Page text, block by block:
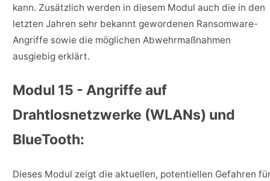
kann. Zusätzlich werden in diesem Modul auch die in den
letzten Jahren sehr bekannt gewordenen Ransomware-
Angriffe sowie die möglichen Abwehrmaßnahmen
ausgiebig erklärt.
Modul 15 - Angriffe auf
Drahtlosnetzwerke (WLANs) und
BlueTooth:
Dieses Modul zeigt die aktuellen, potentiellen Gefahren